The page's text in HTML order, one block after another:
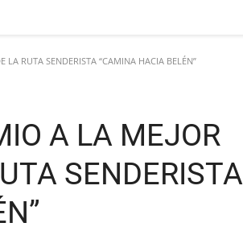
LA RUTA SENDERISTA “CAMINA HACIA BELÉN”
A LA MEJOR
SENDERISTA